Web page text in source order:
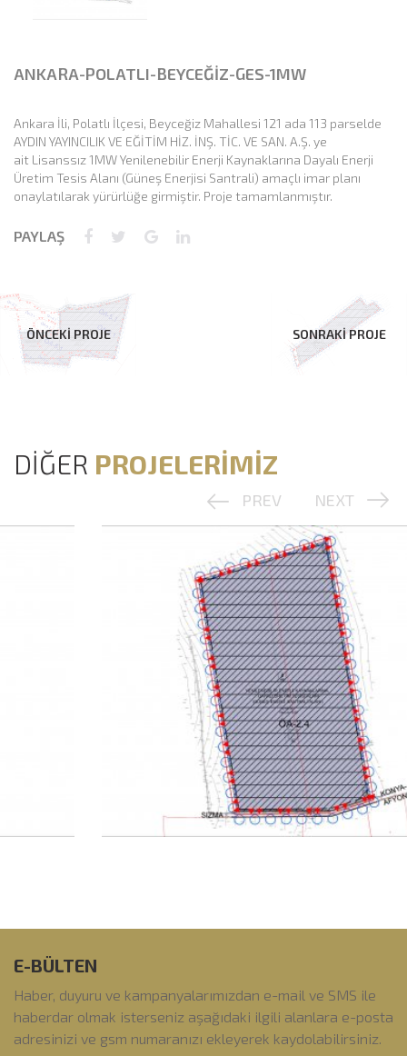
ANKARA-POLATLI-BEYCEĞİZ-GES-1MW
Ankara İli, Polatlı İlçesi, Beyceğiz Mahallesi 121 ada 113 parselde
AYDIN YAYINCILIK VE EĞİTİM HİZ. İNŞ. TİC. VE SAN. A.Ş. ye
ait Lisanssız 1MW Yenilenebilir Enerji Kaynaklarına Dayalı Enerji
Üretim Tesis Alanı (Güneş Enerjisi Santrali) amaçlı imar planı
onaylatılarak yürürlüğe girmiştir. Proje tamamlanmıştır.
PAYLAŞ
SONRAKİ PROJE
ÖNCEKİ PROJE
DİĞER PROJELERİMİZ
PREV NEXT
E-BÜLTEN
Haber, duyuru ve kampanyalarımızdan e-mail ve SMS ile
haberdar olmak isterseniz aşağıdaki ilgili alanlara e-posta
adresinizi ve gsm numaranızı ekleyerek kaydolabilirsiniz.